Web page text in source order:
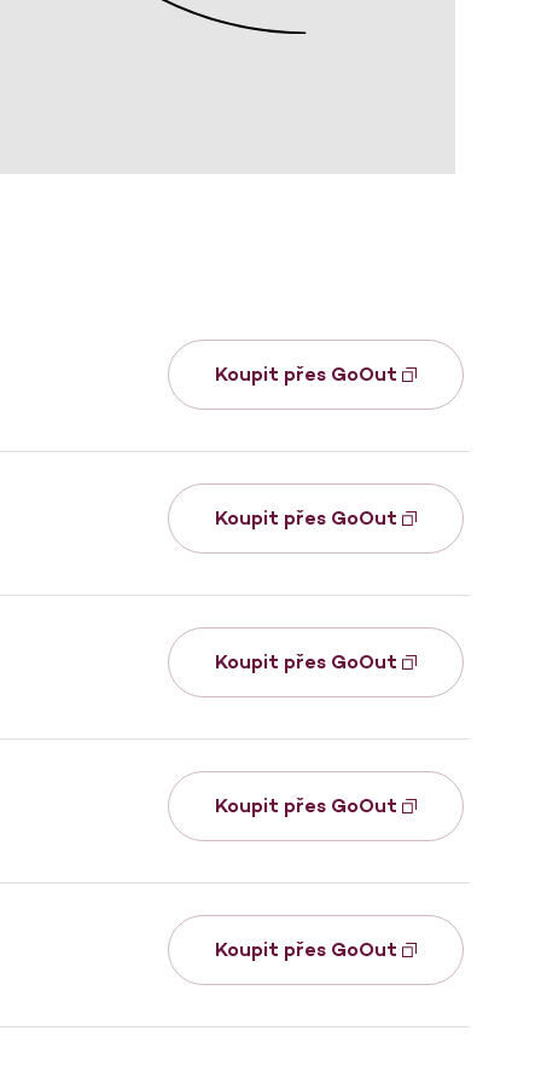
Koupit přes GoOut
Koupit přes GoOut
Koupit přes GoOut
Koupit přes GoOut
Koupit přes GoOut